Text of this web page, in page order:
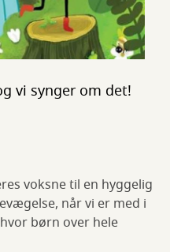
vi synger om det!
voksne til en hyggelig
når vi er med i
børn over hele